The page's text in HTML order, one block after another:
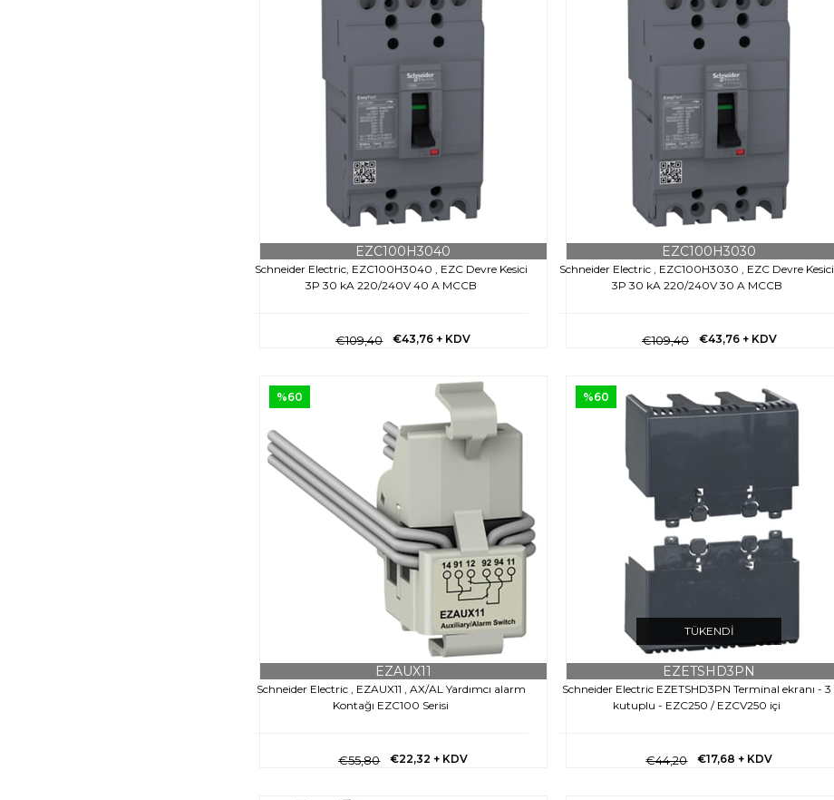
Schneider Electric, EZC100H3040 , EZC Devre Kesici
3P 30 kA 220/240V 40 A MCCB
EZC100H3040
€43,76+ KDV
€109,40
Schneider Electric , EZC100H3030 , EZC Devre Kesici
3P 30 kA 220/240V 30 A MCCB
EZC100H3030
€43,76 + KDV
€109,40
Schneider Electric , EZAUX11 , AX/AL Yardımcı alarm
Kontağı EZC100 Serisi
EZAUX11
€22,32+ KDV
€55,80
%60
TÜKENDI
Schneider Electric EZETSHD3PN Terminal ekranı - 3
kutuplu - EZC250 / EZCV250 içi
EZETSHD3PN
€17,68+ KDV
€44,20
%60